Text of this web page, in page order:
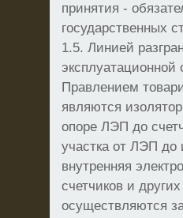
принятия -
государственных
1.5. Линией
эксплуатационной
Правлением
являются
опоре ЛЭП до
участка от ЛЭП до
внутренняя
счетчиков и
осуществляются